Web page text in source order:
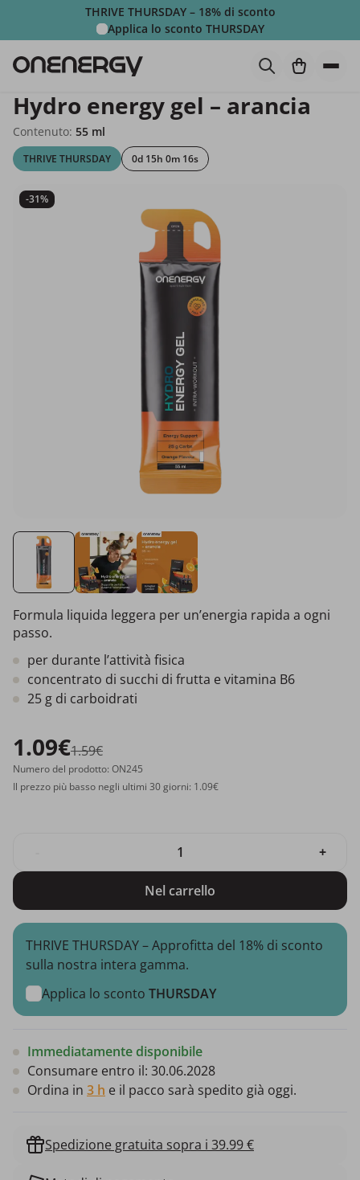
THRIVE THURSDAY – 18% di sconto
Applica lo sconto THURSDAY
Hydro energy gel – arancia
Contenuto: 55 ml
THRIVE THURSDAY 0d 15h 0m 16s
-31%
Formula liquida leggera per un’energia rapida a ogni
passo.
per durante l’attività fisica
concentrato di succhi di frutta e vitamina B6
25 g di carboidrati
1.09€1.59€
Numero del prodotto: ON245
Il prezzo più basso negli ultimi 30 giorni: 1.09€
+
Nel carrello
THRIVE THURSDAY – Approfitta del 18% di sconto
sulla nostra intera gamma.
Applica lo sconto THURSDAY
Immediatamente disponibile
Consumare entro il: 30.06.2028
Ordina in 3 h e il pacco sarà spedito già oggi.
Spedizione gratuita sopra i 39.99 €